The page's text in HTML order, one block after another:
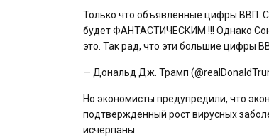
Только что объявленные цифры ВВП.
будет ФАНТАСТИЧЕСКИМ !!! Однако
это. Так рад, что эти большие цифры
— Дональд Дж. Трамп
Но экономисты предупредили, что
подтвержденный рост вирусных
исчерпаны.